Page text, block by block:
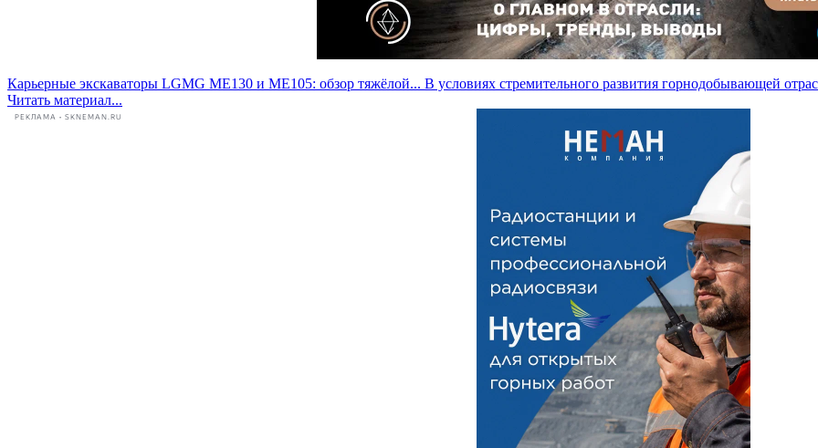
Карьерные экскаваторы LGMG ME130 и ME105: обзор тяжёлой... В условиях стремительного развития горнодобывающей
Читать материал...
РЕКЛАМА • SKNEMAN.RU